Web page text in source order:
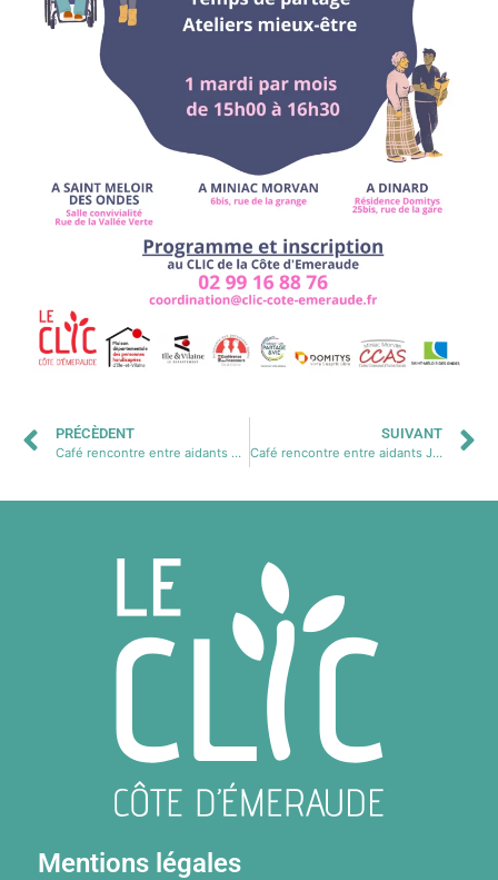
PRÉCÈDENT
Café rencontre entre aidants Dinard Mai 2024 – –
SUIVANT
Café rencontre entre aidants Juin 2024 Dinard –
Mentions légales